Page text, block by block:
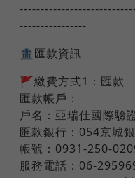
----------------
🏦匯款資訊
🚩繳費方式1：匯款
匯款帳戶：
戶名：亞瑞仕國際驗
匯款銀行：054京城
帳號：0931-250-
服務電話：06-